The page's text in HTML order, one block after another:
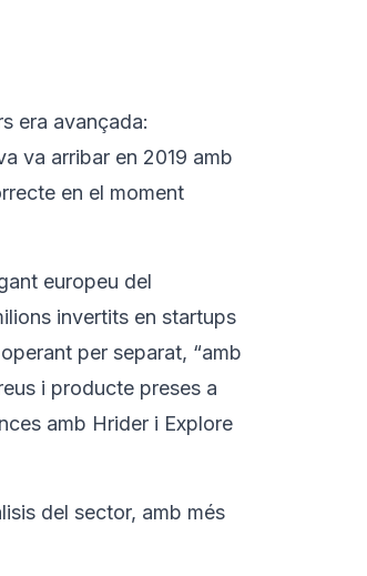
era avançada:
va arribar en 2019 amb
en el moment
europeu del
invertits en startups
per separat, “amb
i producte preses a
amb Hrider i Explore
del sector, amb més